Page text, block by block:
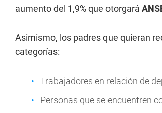
aumento del 1,9% que otorgará
Asimismo, los padres que quieran
categorías:
Trabajadores en relación de
Personas que se encuentren